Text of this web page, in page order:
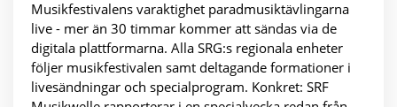
Musikfestivalens varaktighet paradmusiktävlingarna
live - mer än 30 timmar kommer att sändas via de
digitala plattformarna. Alla SRG:s regionala enheter
följer musikfestivalen samt deltagande formationer i
livesändningar och specialprogram. Konkret: SRF